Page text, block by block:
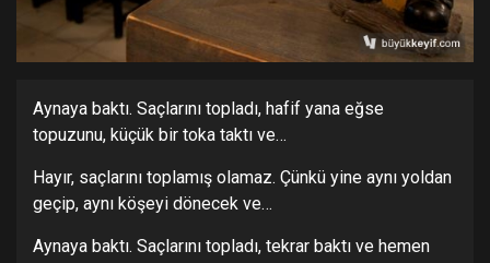
Aynaya baktı. Saçlarını topladı, hafif yana eğse
topuzunu, küçük bir toka taktı ve…
Hayır, saçlarını toplamış olamaz. Çünkü yine aynı yoldan
geçip, aynı köşeyi dönecek ve…
Aynaya baktı. Saçlarını topladı, tekrar baktı ve hemen